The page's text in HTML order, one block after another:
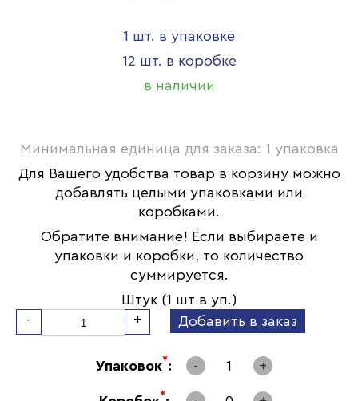
1 шт. в упаковке
12 шт. в коробке
в наличии
Минимальная единица для заказа: 1 упаковка
Для Вашего удобства товар в корзину можно
добавлять целыми упаковками или
коробками.
Обратите внимание! Если выбираете и
упаковки и коробки, то количество
суммируется.
Штук (1 шт в уп.)
-
+ Добавить в заказ
Упаковок*: - 1 +
*